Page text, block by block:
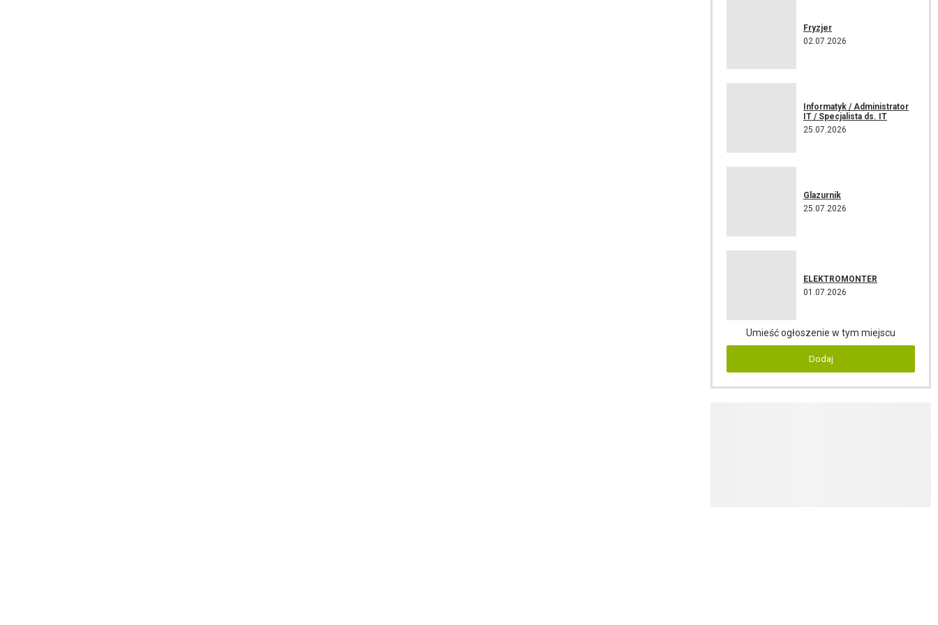
Fryzjer
02.07.2026
Informatyk / Administrator
IT / Specjalista ds. IT
25.07.2026
Glazurnik
25.07.2026
ELEKTROMONTER
01.07.2026
Umieść ogłoszenie w tym miejscu
Dodaj